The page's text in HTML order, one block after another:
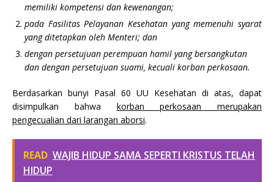
memiliki kompetensi dan kewenangan;
pada Fasilitas Pelayanan Kesehatan yang memenuhi syarat
yang ditetapkan oleh Menteri; dan
dengan persetujuan perempuan hamil yang bersangkutan
dan dengan persetujuan suami, kecuali korban perkosaan.
Berdasarkan bunyi Pasal 60 UU Kesehatan di atas, dapat
disimpulkan bahwa korban perkosaan merupakan
pengecualian dari larangan aborsi.
READ WAJIB HIDUP SAMA SEPERTI KRISTUS TELAH
HIDUP